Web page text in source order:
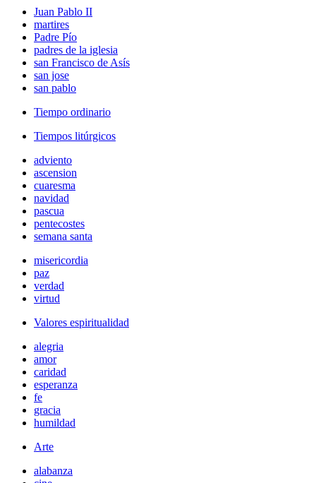
Juan Pablo II
martires
Padre Pío
padres de la iglesia
san Francisco de Asís
san jose
san pablo
Tiempo ordinario
Tiempos litúrgicos
adviento
ascension
cuaresma
navidad
pascua
pentecostes
semana santa
misericordia
paz
verdad
virtud
Valores espiritualidad
alegria
amor
caridad
esperanza
fe
gracia
humildad
Arte
alabanza